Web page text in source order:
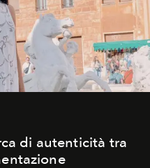
di autenticità tra